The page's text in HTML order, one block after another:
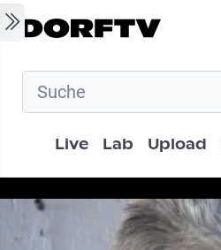
Skip to main content
Hauptnavigation
Live Lab Upload